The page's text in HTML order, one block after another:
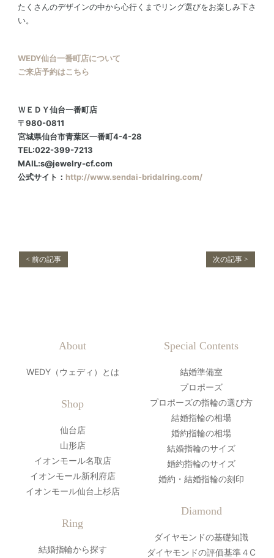
たくさんのデザインの中から心行くまでリング選びをお楽しみ下さ
い。
WEDY仙台一番町店について
ご来店予約はこちら
ＷＥＤＹ仙台一番町店
〒980-0811
宮城県仙台市青葉区一番町4-4-28
TEL:022-399-7213
MAIL:s@jewelry-cf.com
公式サイト： http://www.sendai-bridalring.com/
< 前の記事 次の記事 >
About
WEDY（ウェディ）とは
Shop
仙台店
山形店
イオンモール名取店
イオンモール新利府店
イオンモール仙台上杉店
Ring
結婚指輪から探す
Special Contents
結婚準備室
プロポーズ
プロポーズの指輪の選び方
結婚指輪の相場
婚約指輪の相場
結婚指輪のサイズ
婚約指輪のサイズ
婚約・結婚指輪の刻印
Diamond
ダイヤモンドの基礎知識
ダイヤモンドの評価基準４C